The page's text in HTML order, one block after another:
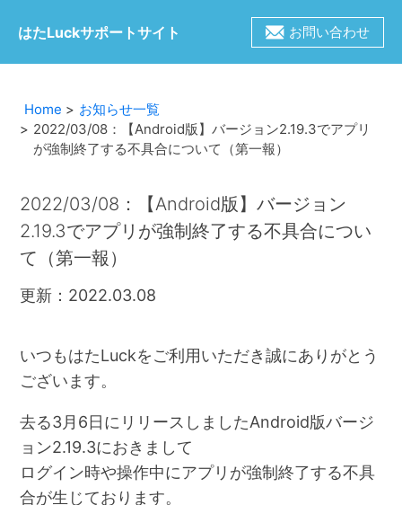
はたLuckサポートサイト お問い合わせ
Home
お知らせ一覧
2022/03/08：【Android版】バージョン2.19.3でアプリ
が強制終了する不具合について（第一報）
2022/03/08：【Android版】バージョン
2.19.3でアプリが強制終了する不具合につい
て（第一報）
更新：2022.03.08
いつもはたLuckをご利用いただき誠にありがとう
ございます。
去る3月6日にリリースしましたAndroid版バージ
ョン2.19.3におきまして
ログイン時や操作中にアプリが強制終了する不具
合が生じております。